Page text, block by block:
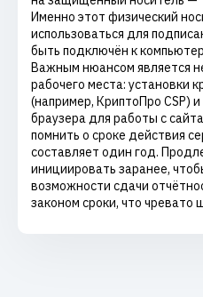
Именно этот физический
использоваться для
быть подключён к
Важным нюансом является
рабочего места: установки
(например, КриптоПро CSP)
браузера для работы с
помнить о сроке действия
составляет один год.
инициировать заранее,
возможности сдачи
законом сроки, что чревато